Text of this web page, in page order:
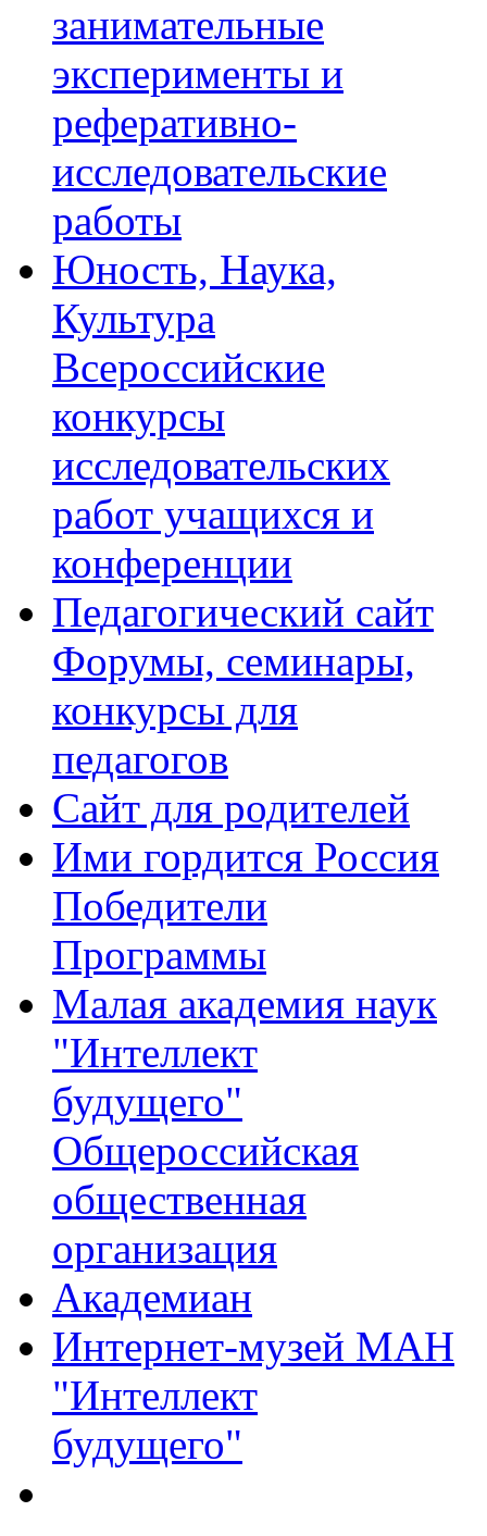
занимательные
эксперименты и
реферативно-
исследовательские
работы
Юность, Наука,
Культура
Всероссийские
конкурсы
исследовательских
работ учащихся и
конференции
Педагогический сайт
Форумы, семинары,
конкурсы для
педагогов
Сайт для родителей
Ими гордится Россия
Победители
Программы
Малая академия наук
"Интеллект
будущего"
Общероссийская
общественная
организация
Академиан
Интернет-музей МАН
"Интеллект
будущего"